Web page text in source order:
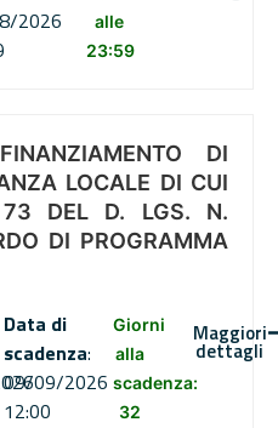
2026
alle
23:59
DI
LOCALE DI CUI
DEL D. LGS. N.
DI PROGRAMMA
Data di
scadenza:
09/09/2026
12:00
Giorni
alla
scadenza:
32
Maggiori
dettagli